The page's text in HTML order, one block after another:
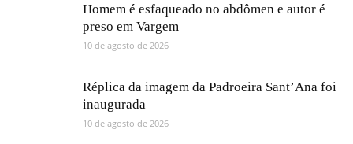
Homem é esfaqueado no abdômen e autor é
preso em Vargem
10 de agosto de 2026
Réplica da imagem da Padroeira Sant’Ana foi
inaugurada
10 de agosto de 2026